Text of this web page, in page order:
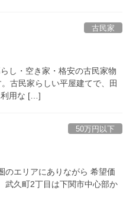
古民家
し・空き家・格安の古民家物
古民家らしい平屋建てで、田
利用な […]
50万円以下
のエリアにありながら 希望価
武久町2丁目は下関市中心部か